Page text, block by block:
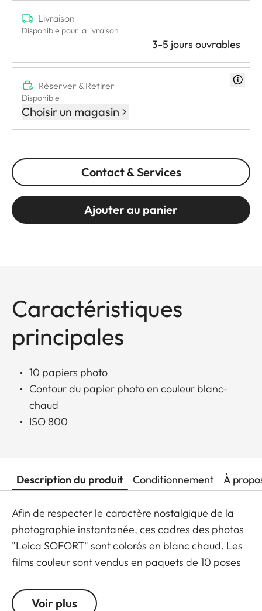
Livraison
Disponible pour la livraison
3-5 jours ouvrables
Réserver & Retirer
Disponible
Choisir un magasin
Contact & Services
Ajouter au panier
Caractéristiques
principales
10 papiers photo
Contour du papier photo en couleur blanc-
chaud
ISO 800
Description du produit Conditionnement À
Afin de respecter le caractère nostalgique de la
photographie instantanée, ces cadres des photos
"Leica SOFORT" sont colorés en blanc chaud. Les
films couleur sont vendus en paquets de 10 poses
de 20 poses.
Voir plus